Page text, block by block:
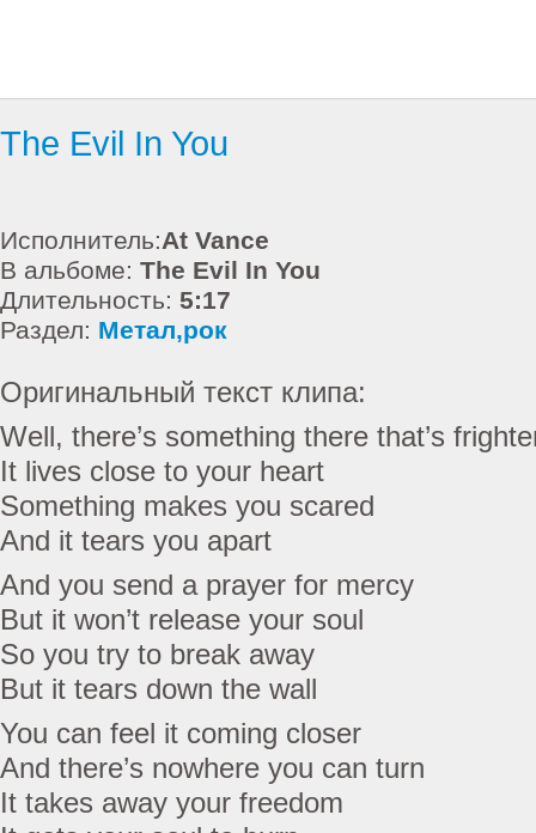
The Evil In You
Исполнитель:At Vance
В альбоме: The Evil In You
Длительность: 5:17
Раздел: Метал,рок
Оригинальный текст клипа:
Well, there’s something there that’s
It lives close to your heart
Something makes you scared
And it tears you apart
And you send a prayer for mercy
But it won’t release your soul
So you try to break away
But it tears down the wall
You can feel it coming closer
And there’s nowhere you can turn
It takes away your freedom